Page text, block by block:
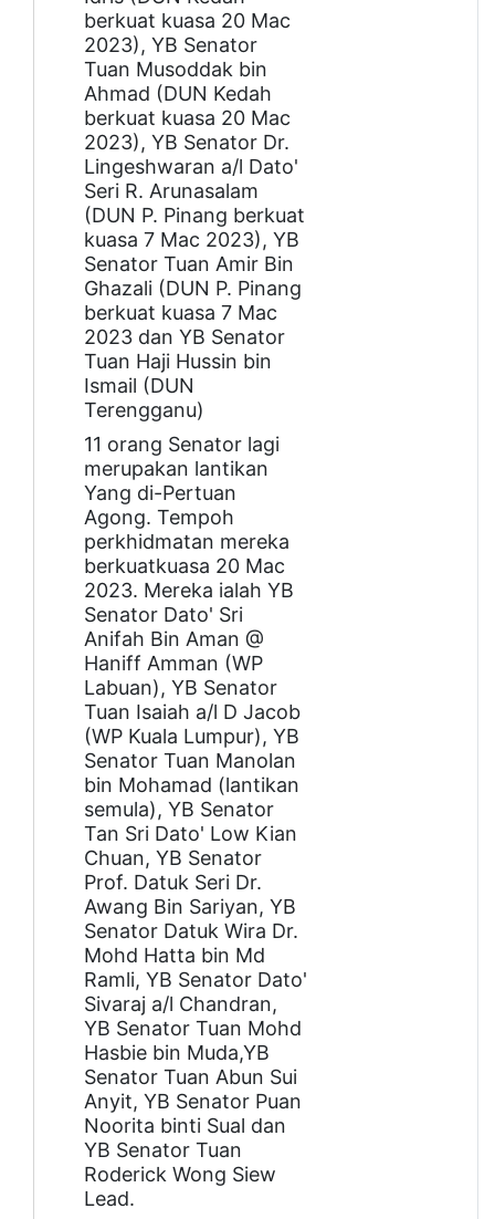
berkuat kuasa 20 Mac
2023), YB Senator
Tuan Musoddak bin
Ahmad (DUN Kedah
berkuat kuasa 20 Mac
2023), YB Senator Dr.
Lingeshwaran a/l Dato'
Seri R. Arunasalam
(DUN P. Pinang berkuat
kuasa 7 Mac 2023), YB
Senator Tuan Amir Bin
Ghazali (DUN P. Pinang
berkuat kuasa 7 Mac
2023 dan YB Senator
Tuan Haji Hussin bin
Ismail (DUN
Terengganu)
11 orang Senator lagi
merupakan lantikan
Yang di-Pertuan
Agong. Tempoh
perkhidmatan mereka
berkuatkuasa 20 Mac
2023. Mereka ialah YB
Senator Dato' Sri
Anifah Bin Aman @
Haniff Amman (WP
Labuan), YB Senator
Tuan Isaiah a/l D Jacob
(WP Kuala Lumpur), YB
Senator Tuan Manolan
bin Mohamad (lantikan
semula), YB Senator
Tan Sri Dato' Low Kian
Chuan, YB Senator
Prof. Datuk Seri Dr.
Awang Bin Sariyan, YB
Senator Datuk Wira Dr.
Mohd Hatta bin Md
Ramli, YB Senator Dato'
Sivaraj a/l Chandran,
YB Senator Tuan Mohd
Hasbie bin Muda,YB
Senator Tuan Abun Sui
Anyit, YB Senator Puan
Noorita binti Sual dan
YB Senator Tuan
Roderick Wong Siew
Lead.